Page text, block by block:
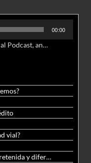
00:00
En este primer episodio de Del Inbox al Podcast, analizamos junto al abogado Jonathan Brown las nuevas conductas delictivas cibernéticas y la necesidad de hacer modificaciones al Código Penal.
vial?
8. Diego Te lo Explica, una forma entretenida y diferente de aprender matemáticas y ciencias